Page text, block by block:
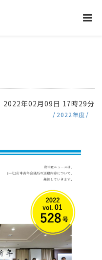
2022年02月09日 17時29分
2022年度